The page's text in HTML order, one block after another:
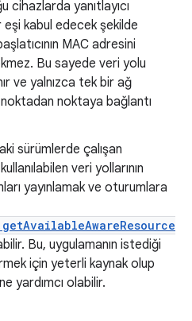
cihazlarda yanıtlayıcı
kabul edecek şekilde
MAC adresini
Bu sayede veri yolu
ve yalnızca tek bir ağ
noktaya bağlantı
sürümlerde çalışan
veri yollarının
yayınlamak ve oturumlara
Bu, uygulamanın istediği
için yeterli kaynak olup
yardımcı olabilir.